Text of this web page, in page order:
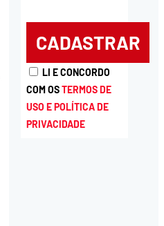
LI E CONCORDO
COM OSTERMOS DE
USO E POLÍTICA DE
PRIVACIDADE